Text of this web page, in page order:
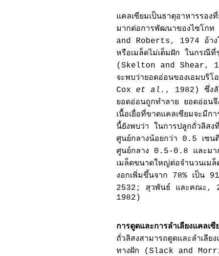
แคลเซียมเป็นธาตุอาหารรอง
มากต่อการพัฒนาของไซโ
and Roberts, 1974 อ้างโ
หรือเมล็ดไม่เต็มฝัก ในกรณีที่
(Skelton and Shear,
จะพบว่ายอดอ่อนของเอมบ
Cox et al. , 1982) ซึ่งลัก
ยอดอ่อนถูกทำลาย ยอดอ่อนจึ
เนื้อเยื่อที่ขาดแคลเซียมจะมี
นี้ยังพบว่า ในการปลูกถั่วลิสง
ศูนย์กลางน้อยกว่า 0.5 เซน
ศูนย์กลาง 0.5-0.8 และมาก
เมล็ดขนาดใหญ่ต่อจำนวนเ
งอกเพิ่มขึ้นจาก 78% เป็น
2532; สุวพันธ์ และคณะ,
1982)
การดูดและการลำเลียงแคลเซี
ถั่วลิสงสามารถดูดและลำเลี
ทางฝัก (Slack and